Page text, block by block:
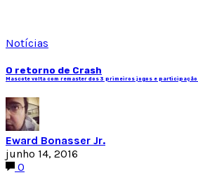
Notícias
O retorno de Crash
Mascote volta com remaster dos 3 primeiros jogos e
Eward Bonasser Jr.
junho 14, 2016
0